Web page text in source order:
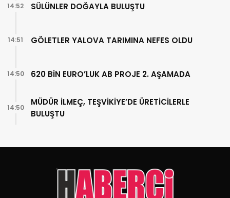
SÜLÜNLER DOĞAYLA BULUŞTU
14:52
GÖLETLER YALOVA TARIMINA NEFES OLDU
14:51
620 BİN EURO’LUK AB PROJE 2. AŞAMADA
14:50
MÜDÜR İLMEÇ, TEŞVİKİYE’DE ÜRETİCİLERLE
BULUŞTU
14:50